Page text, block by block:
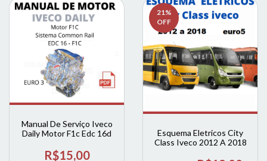
Manual De Serviço Iveco
Daily Motor F1c Edc 16d
R$15,00
21%
OFF
Esquema Eletricos City
Class Iveco 2012 A 2018